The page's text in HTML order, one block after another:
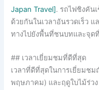
Japan Travel]. รถไฟชิงคัน
ด้วยกันในเวลาอันรวดเร็ว
ทางไปยังพื้นที่ชนบทและจุด
## เวลาเยี่ยมชมที่ดีที่สุด
เวลาที่ดีที่สุดในการเยี่ยมช
พฤษภาคม) และฤดูใบไม้ร่ว